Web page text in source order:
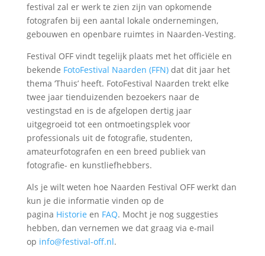
festival zal er werk te zien zijn van opkomende
fotografen bij een aantal lokale ondernemingen,
gebouwen en openbare ruimtes in Naarden-Vesting.
Festival OFF vindt tegelijk plaats met het officiële en
bekende FotoFestival Naarden (FFN)dat dit jaar het
thema ‘Thuis’ heeft. FotoFestival Naarden trekt elke
twee jaar tienduizenden bezoekers naar de
vestingstad en is de afgelopen dertig jaar
uitgegroeid tot een ontmoetingsplek voor
professionals uit de fotografie, studenten,
amateurfotografen en een breed publiek van
fotografie- en kunstliefhebbers.
Als je wilt weten hoe Naarden Festival OFF werkt dan
kun je die informatie vinden op de
pagina Historie en FAQ. Mocht je nog suggesties
hebben, dan vernemen we dat graag via e-mail
op info@festival-off.nl.